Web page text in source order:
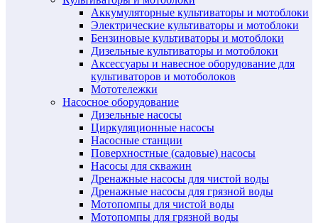
Аккумуляторные культиваторы и мотоблоки
Электрические культиваторы и мотоблоки
Бензиновые культиваторы и мотоблоки
Дизельные культиваторы и мотоблоки
Аксессуары и навесное оборудование для
культиваторов и мотоболоков
Мототележки
Насосное оборудование
Дизельные насосы
Циркуляционные насосы
Насосные станции
Поверхностные (садовые) насосы
Насосы для скважин
Дренажные насосы для чистой воды
Дренажные насосы для грязной воды
Мотопомпы для чистой воды
Мотопомпы для грязной воды